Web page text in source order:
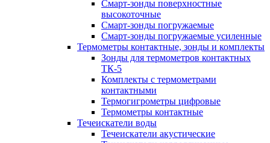
Смарт-зонды поверхностные
высокоточные
Смарт-зонды погружаемые
Смарт-зонды погружаемые усиленные
Термометры контактные, зонды и комплекты
Зонды для термометров контактных
ТК-5
Комплекты с термометрами
контактными
Термогигрометры цифровые
Термометры контактные
Течеискатели воды
Течеискатели акустические